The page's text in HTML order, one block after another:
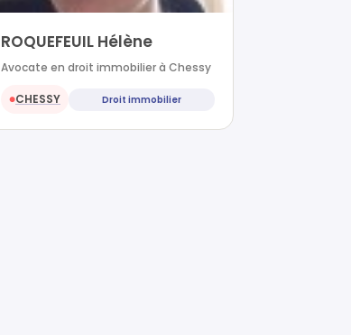
ROQUEFEUIL Hélène
Avocate en droit immobilier à Chessy
●CHESSY Droit immobilier